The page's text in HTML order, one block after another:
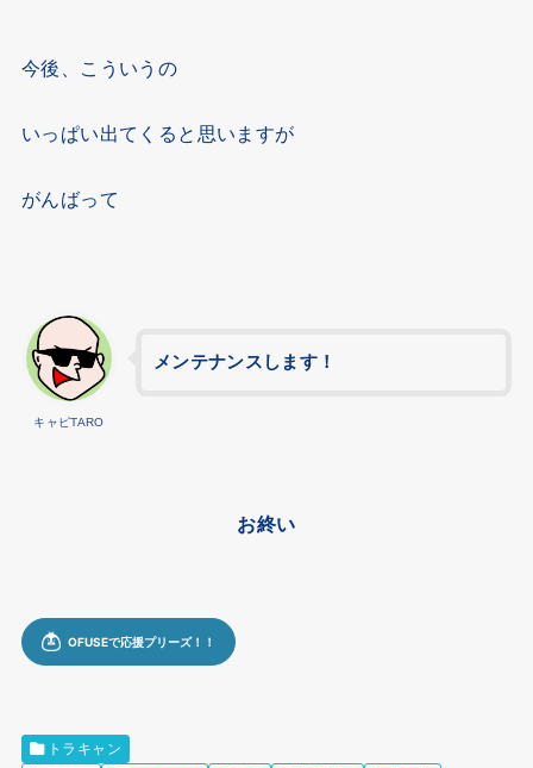
今後、こういうの
いっぱい出てくると思いますが
がんばって
キャピTARO
メンテナンスします！
お終い
トラキャン